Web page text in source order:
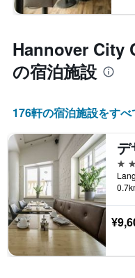
Hannover City
の宿泊施設
176​軒の宿泊施設をすべ
3